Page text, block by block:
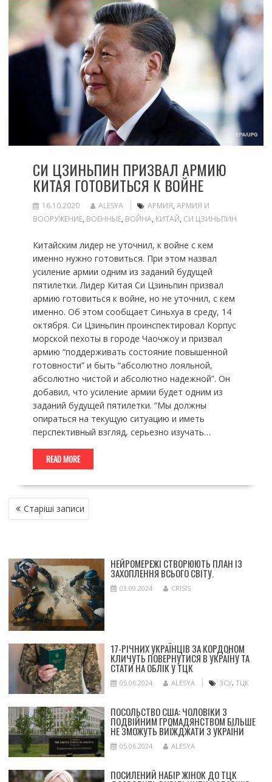
СИ ЦЗИНЬПИН ПРИЗВАЛ АРМИЮ
КИТАЯ ГОТОВИТЬСЯ К ВОЙНЕ
16.10.2020 ALESYA АРМИЯ, АРМИЯ И
ВООРУЖЕНИЕ, ВОЕННЫЕ, ВОЙНА, КИТАЙ, СИ ЦЗИНЬПИН
Китайским лидер не уточнил, к войне с кем
именно нужно готовиться. При этом назвал
усиление армии одним из заданий будущей
пятилетки. Лидер Китая Си Цзиньпин призвал
армию готовиться к войне, но не уточнил, с кем
именно. Об этом сообщает Синьхуа в среду, 14
октября. Си Цзиньпин проинспектировал Корпус
морской пехоты в городе Чаочжоу и призвал
армию “поддерживать состояние повышенной
готовности” и быть “абсолютно лояльной,
абсолютно чистой и абсолютно надежной”. Он
добавил, что усиление армии будет одним из
заданий будущей пятилетки. “Мы должны
опираться на текущую ситуацию и иметь
перспективный взгляд, серьезно изучать…
READ MORE
НАВІГАЦІЯ
ЗА Старіші записи
НЕЙРОМЕРЕЖІ СТВОРЮЮТЬ ПЛАН ІЗ
ЗАХОПЛЕННЯ ВСЬОГО СВІТУ.
03.09.2024 CRISIS
17-РІЧНИХ УКРАЇНЦІВ ЗА КОРДОНОМ
КЛИЧУТЬ ПОВЕРНУТИСЯ В УКРАЇНУ ТА
СТАТИ НА ОБЛІК У ТЦК
05.06.2024 ALESYA ЗСУ, ТЦК
ПОСОЛЬСТВО США: ЧОЛОВІКИ З
ПОДВІЙНИМ ГРОМАДЯНСТВОМ БІЛЬШЕ
НЕ ЗМОЖУТЬ ВИЇЖДЖАТИ З УКРАЇНИ
05.06.2024 ALESYA
ПОСИЛЕНИЙ НАБІР ЖІНОК ДО ТЦК